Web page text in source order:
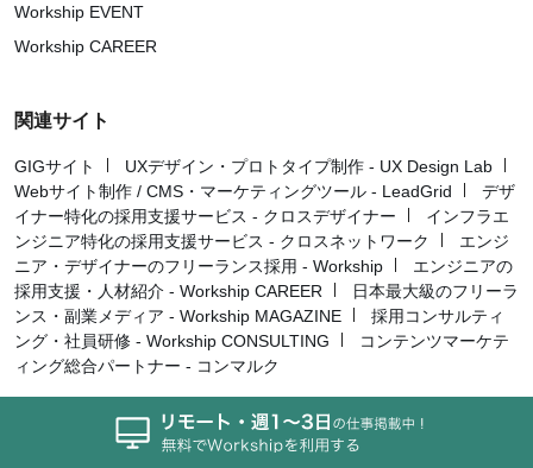
Workship EVENT
Workship CAREER
関連サイト
GIGサイト
UXデザイン・プロトタイプ制作 - UX Design Lab
Webサイト制作 / CMS・マーケティングツール - LeadGrid
デザ
イナー特化の採用支援サービス - クロスデザイナー
インフラエ
ンジニア特化の採用支援サービス - クロスネットワーク
エンジ
ニア・デザイナーのフリーランス採用 - Workship
エンジニアの
採用支援・人材紹介 - Workship CAREER
日本最大級のフリーラ
ンス・副業メディア - Workship MAGAZINE
採用コンサルティ
ング・社員研修 - Workship CONSULTING
コンテンツマーケテ
ィング総合パートナー - コンマルク
Workship MAGAZINE（ワークシップ マガジン）は、日本最大級